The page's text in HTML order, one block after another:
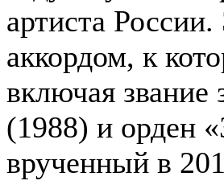
артиста
аккордом, к
включая звание
(1988) и орден
врученный в